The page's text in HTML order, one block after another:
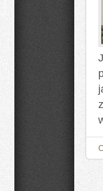
Poradnik